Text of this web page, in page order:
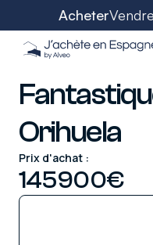
AcheterVendre
Orihuela
Prix d'achat :
145900€